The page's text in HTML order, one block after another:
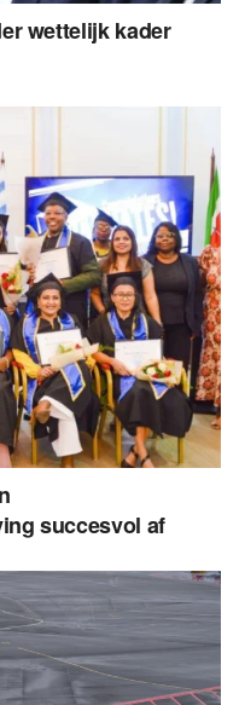
wettelijk kader
succesvol af